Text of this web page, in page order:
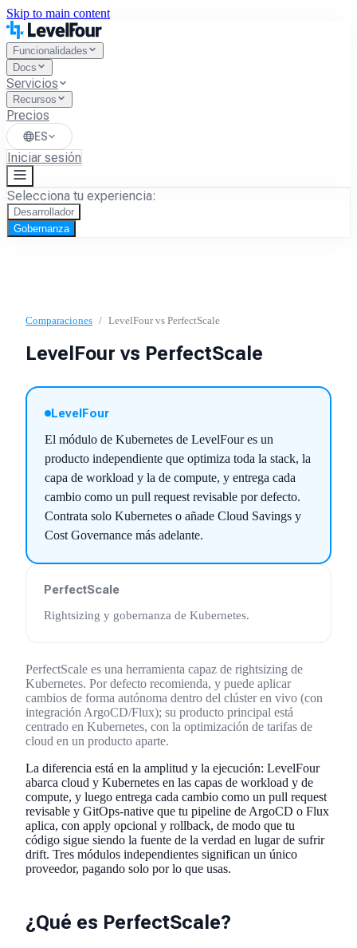
Skip to main content
Funcionalidades
Docs
Servicios
Recursos
Precios
ES
Iniciar sesión
Selecciona tu experiencia:
Desarrollador
Gobernanza
Comparaciones / LevelFour vs PerfectScale
LevelFour vs PerfectScale
LevelFour
El módulo de Kubernetes de LevelFour es un
producto independiente que optimiza toda la stack, la
capa de workload y la de compute, y entrega cada
cambio como un pull request revisable por defecto.
Contrata solo Kubernetes o añade Cloud Savings y
Cost Governance más adelante.
PerfectScale
Rightsizing y gobernanza de Kubernetes.
PerfectScale es una herramienta capaz de rightsizing de
Kubernetes. Por defecto recomienda, y puede aplicar
cambios de forma autónoma dentro del clúster en vivo (con
integración ArgoCD/Flux); su producto principal está
centrado en Kubernetes, con la optimización de tarifas de
cloud en un producto aparte.
La diferencia está en la amplitud y la ejecución: LevelFour
abarca cloud y Kubernetes en las capas de workload y de
compute, y luego entrega cada cambio como un pull request
revisable y GitOps-native que tu pipeline de ArgoCD o Flux
aplica, con apply opcional y rollback, de modo que tu
código sigue siendo la fuente de la verdad en lugar de sufrir
drift. Tres módulos independientes significan un único
proveedor, pagando solo por lo que usas.
¿Qué es PerfectScale?